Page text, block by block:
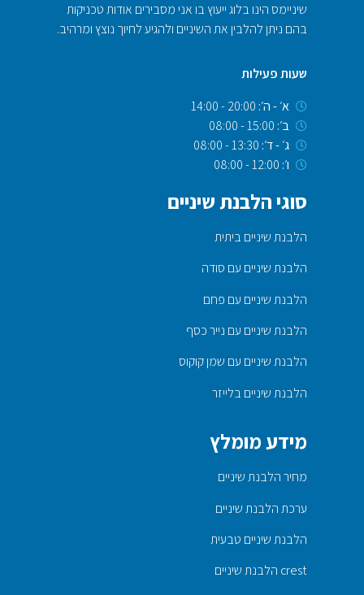
שיניימס הינו בלוג ייעוץ בו אני מסבירים אודות טכניקות
בהם ניתן להלבין את השיניים ולהגיע לחיוך נוצץ ומרהיב.
שעות פעילות
א׳ - ה׳: 20:00 - 14:00
ב׳: 15:00 - 08:00
ג׳ - ד׳: 13:30 - 08:00
ו׳: 12:00 - 08:00
סוגי הלבנת שיניים
הלבנת שיניים ביתית
הלבנת שיניים עם סודה
הלבנת שיניים עם פחם
הלבנת שיניים עם נייר כסף
הלבנת שיניים עם שמן קוקוס
הלבנת שיניים בלייזר
מידע מומלץ
מחיר הלבנת שיניים
ערכת הלבנת שיניים
הלבנת שיניים טבעית
crest הלבנת שיניים